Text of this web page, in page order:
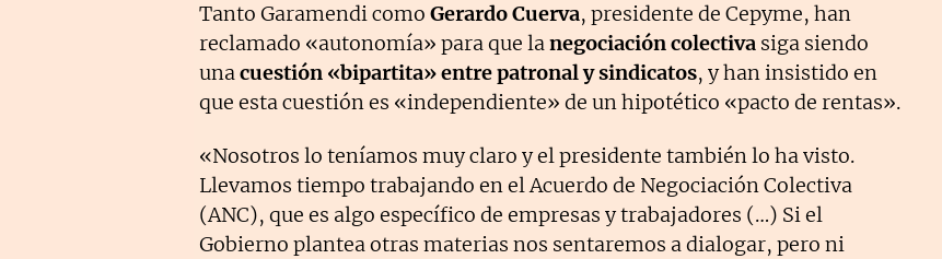
Tanto Garamendi como Gerardo Cuerva, presidente de Cepyme, han
reclamado «autonomía» para que lanegociación colectiva siga siendo
unacuestión «bipartita» entre patronal y sindicatos, y han insistido en
que esta cuestión es «independiente» de un hipotético «pacto de rentas».
«Nosotros lo teníamos muy claro y el presidente también lo ha visto.
Llevamos tiempo trabajando en el Acuerdo de Negociación Colectiva
(ANC), que es algo específico de empresas y trabajadores (…) Si el
Gobierno plantea otras materias nos sentaremos a dialogar, pero ni